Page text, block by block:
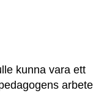
kunna vara ett
arbete